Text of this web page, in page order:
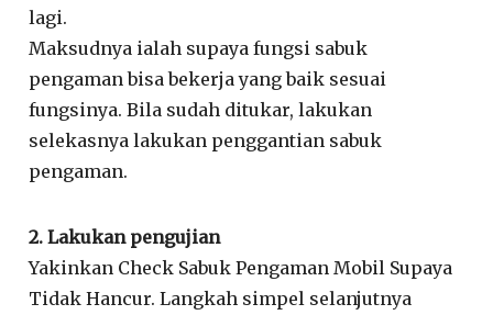
lagi.
Maksudnya ialah supaya fungsi sabuk
pengaman bisa bekerja yang baik sesuai
fungsinya. Bila sudah ditukar, lakukan
selekasnya lakukan penggantian sabuk
pengaman.
2. Lakukan pengujian
Yakinkan Check Sabuk Pengaman Mobil Supaya
Tidak Hancur. Langkah simpel selanjutnya